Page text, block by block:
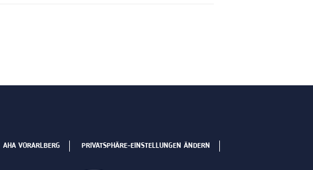
AHA VORARLBERG
PRIVATSPHÄRE-EINSTELLUNGEN ÄNDERN